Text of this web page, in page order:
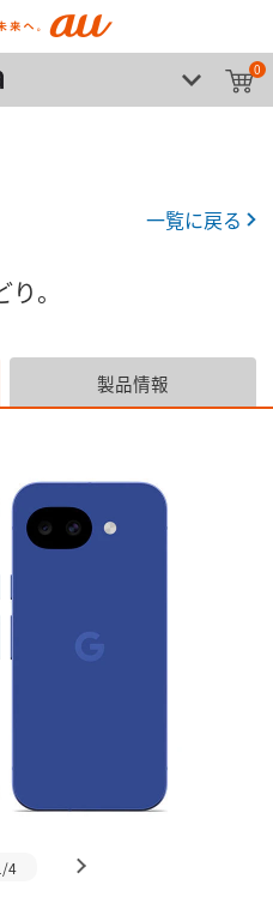
0
一覧に戻る
。
製品情報
4